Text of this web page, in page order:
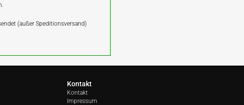
(außer Speditionsversand)
Kontakt
Kontakt
Impressum